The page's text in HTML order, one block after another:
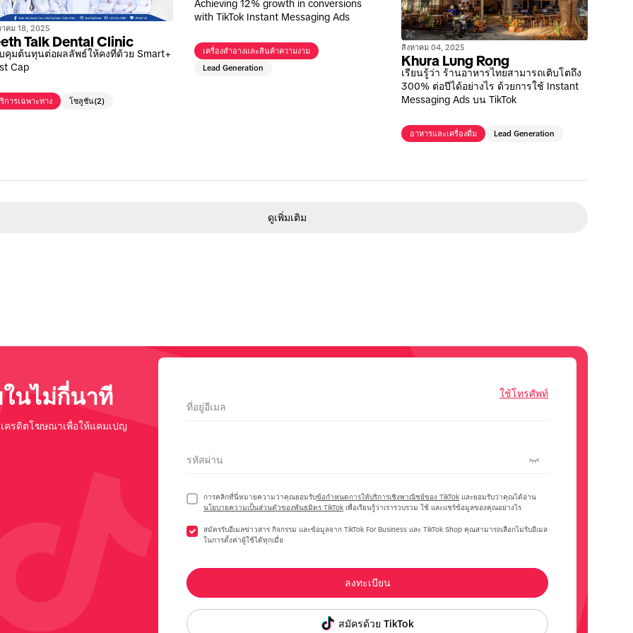
คม 18, 2025
Talk Dental Clinic
คุมต้นทุนต่อผลลัพธ์ให้คงที่ด้วย Smart+
Cap
การเฉพาะทาง โซลูชัน(2)
Achieving 12% growth in conversions
with TikTok Instant Messaging Ads
เครื่องสำอางและสินค้าความงาม
Lead Generation
สิงหาคม 04, 2025
Khura Lung Rong
เรียนรู้ว่า ร้านอาหารไทยสามารถเติบโตถึง
300% ต่อปีได้อย่างไร ด้วยการใช้ Instant
Messaging Ads บน TikTok
อาหารและเครื่องดื่ม Lead Generation
ดูเพิ่มเติม
นไม่กี่นาที
ครดิตโฆษณาเพื่อให้แคมเปญ
ที่อยู่อีเมล
ใช้โทรศัพท์
รหัสผ่าน
การคลิกที่นี่หมายความว่าคุณยอมรับข้อกำหนดการให้บริการเชิงพาณิชย์ของ TikTok และยอมรับว่าคุณได้อ่าน
นโยบายความเป็นส่วนตัวของพันธมิตร TikTok เพื่อเรียนรู้ว่าเรารวบรวม ใช้ และแชร์ข้อมูลของคุณอย่างไร
สมัครรับอีเมลข่าวสาร กิจกรรม และข้อมูลจาก TikTok For Business และ TikTok Shop คุณสามารถเลือกไม่รับอีเมล
ในการตั้งค่าผู้ใช้ได้ทุกเมื่อ
ลงทะเบียน
สมัครด้วย TikTok